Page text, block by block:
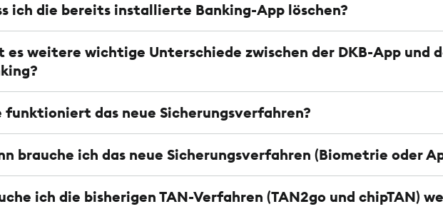
ich die bereits installierte Banking-App löschen?
es weitere wichtige Unterschiede zwischen der DKB-App und
funktioniert das neue Sicherungsverfahren?
brauche ich das neue Sicherungsverfahren (Biometrie oder
ich die bisherigen TAN-Verfahren (TAN2go und chipTAN)